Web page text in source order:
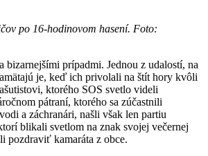
po 16-hodinovom hasení. Foto:
bizarnejšími prípadmi. Jednou z udalostí, na
je, keď ich privolali na štít hory kvôli
ktorého SOS svetlo videli
pátraní, ktorého sa zúčastnili
a záchranári, našli však len partiu
blikali svetlom na znak svojej večernej
pozdraviť kamaráta z obce.